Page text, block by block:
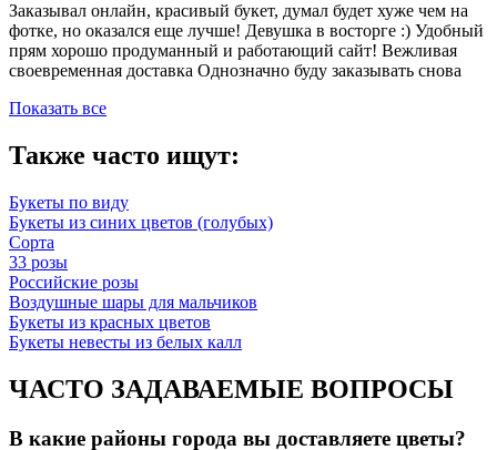
Заказывал онлайн, красивый букет, думал будет хуже чем на
фотке, но оказался еще лучше! Девушка в восторге :) Удобный
прям хорошо продуманный и работающий сайт! Вежливая
своевременная доставка Однозначно буду заказывать снова
Показать все
Также часто ищут:
Букеты по виду
Букеты из синих цветов (голубых)
Сорта
33 розы
Российские розы
Воздушные шары для мальчиков
Букеты из красных цветов
Букеты невесты из белых калл
ЧАСТО ЗАДАВАЕМЫЕ ВОПРОСЫ
В какие районы города вы доставляете цветы?